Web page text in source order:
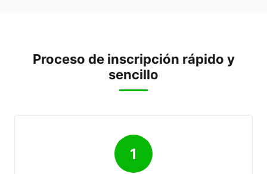
Proceso de inscripción rápido y
sencillo
1